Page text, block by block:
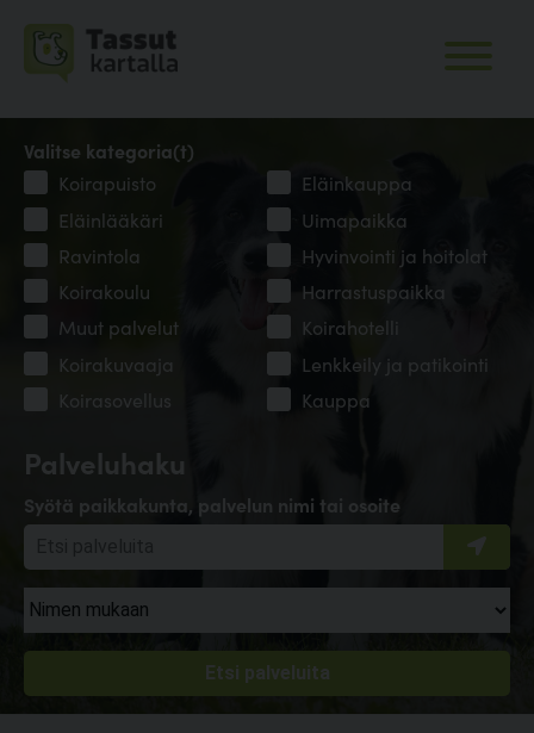
Palveluhaku
Syötä paikkakunta, palvelun nimi tai osoite
Valitse kategoria(t)
Koirapuisto
Eläinkauppa
Eläinlääkäri
Uimapaikka
Ravintola
Hyvinvointi ja hoitolat
Koirakoulu
Harrastuspaikka
Muut palvelut
Koirahotelli
Koirakuvaaja
Lenkkeily ja patikointi
Koirasovellus
Kauppa